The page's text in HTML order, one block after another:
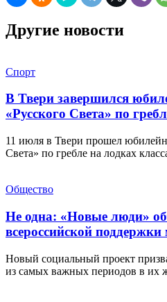
Другие новости
Спорт
В Твери завершился
«Русского Света» по
11 июля в Твери прошел
Света» по гребле на лодках
Общество
Не одна: «Новые люди»
всероссийской
Новый социальный проект
из самых важных периодов в их